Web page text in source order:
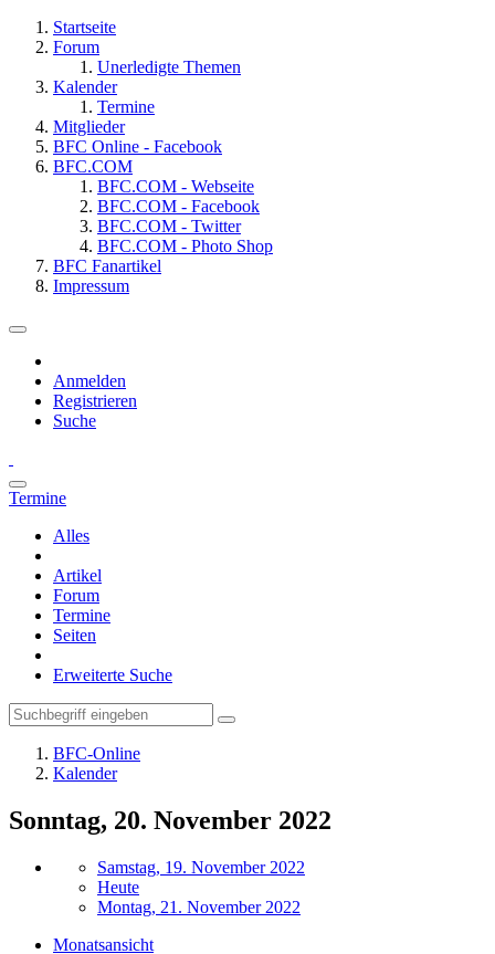
Startseite
Forum
Unerledigte Themen
Kalender
Termine
Mitglieder
BFC Online - Facebook
BFC.COM
BFC.COM - Webseite
BFC.COM - Facebook
BFC.COM - Twitter
BFC.COM - Photo Shop
BFC Fanartikel
Impressum
Anmelden
Registrieren
Suche
Termine
Alles
Artikel
Forum
Termine
Seiten
Erweiterte Suche
BFC-Online
Kalender
Sonntag, 20. November 2022
Samstag, 19. November 2022
Heute
Montag, 21. November 2022
Monatsansicht